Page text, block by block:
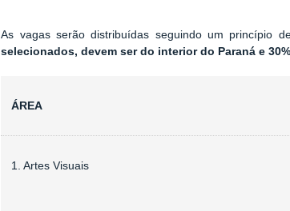
As vagas serão distribuídas seguindo um princípio
selecionados, devem ser do interior do Paraná e
ÁREA
1. Artes Visuais